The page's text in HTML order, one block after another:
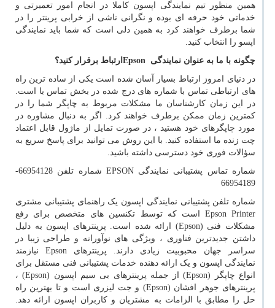
همین منظور تیم نمایندگی اپسون کاملا در انجام امور تعمیرتی و
خدماتی خود حرفه ای بوده و نگرانی ناشی از خرابی پرینتر را در
شما برطرف خواهند کرد به همین دلی است که شما باید نمایندگی
اپسو را انتخاب کنید.
چگونه با ما به عنوان نمایندگی Epson ارتباط برقرار کنید؟
در دنیای امروز ارتباط بسیار آسان شده است یکی از ساده ترین راه
های ارتباطی تماس با شماره های درج شده در بخش تماس با است.
در این زمان کارشناسان ما مشکلات مربوط به چاپگر شما را در
کمترین زمان ممکن برطرف خواهند کرد. اگر به دنبال مشاوره در
مورد چاپگرهای خود هستید ، در صورت تمایل از ماژول قابل اعتماد
چت زنده ما استفاده کنید. با این روش می توانید برای پاسخ سریع به
سؤالات فوری خود دسترسی داشته باشید.
شماره تماس پشتیبانی نمایندگیEPSON
شماره تلفن 66954128-
66954189
شماره تلفن پشتیبانی نمایندگی اپسون یک راهنمای پشتیبانی مشتری
Epson Printer است که توسط تکنسین های متخصص برای رفع
مشکلات فنی (Epson) ارائه شده است. پرینترهای اپسون به دلیل
داشتن جدیدترین فناوری ، ویژگی های نوآورانه و طراحی زیبا در
سراسر جهان محبوبیت زیادی دارند. پرینترهای Epson نیازمند
نمایندگی اپسون و یک ارائه دهنده خدمات پشتیبانی فنی مستقل برای
انواع چاپگر (Epson) از جمله پرینترهای بی سیم اپسون (Epson) ،
پرینترهای جوهر افشان (Epson) و جت لیزری است و تا بهترین راه
حل را مطابق با الزامات به مشتریان و کاربران اپسون ارائه دهد.